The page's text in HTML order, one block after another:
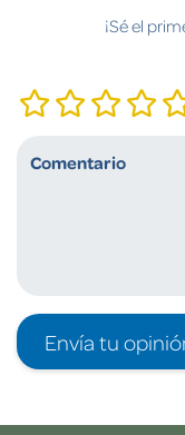
¡Sé el
Envía tu